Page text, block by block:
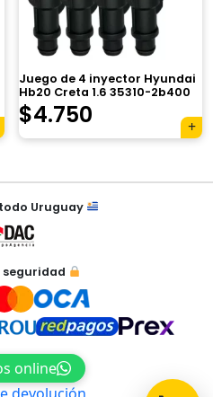
Juego de 4 inyector Hyundai
Hb20 Creta 1.6 35310-2b400
$4.750
Uruguay
seguridad
online
×
está vacío.